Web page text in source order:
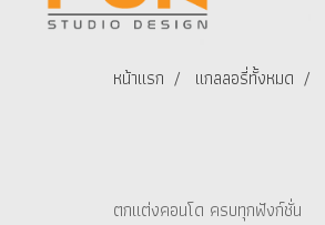
หน้าแรก แกลลอรี่ทั้งหมด
ตกแต่งคอนโด ครบทุกฟังก์ชั่น